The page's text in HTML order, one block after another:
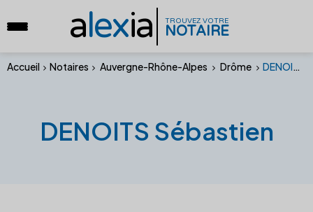
alexia TROUVEZ VOTRE
NOTAIRE
Accueil Notaires Auvergne-Rhône-Alpes Drôme DENOITS Sébastien
DENOITS Sébastien